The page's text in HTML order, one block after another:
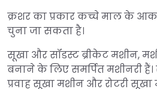
क्रशर का प्रकार कच्चे माल के
चुना जा सकता है।
सूखा और सॉडस्ट ब्रीकेट मशीन,
बनाने के लिए समर्पित मशीनरी
प्रवाह सूखा मशीन और रोटरी